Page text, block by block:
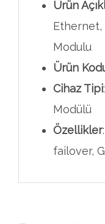
Ürün
Ethernet,
Modulu
Ürün
Cihaz Tipi
Modülü
Özellikler
failover,